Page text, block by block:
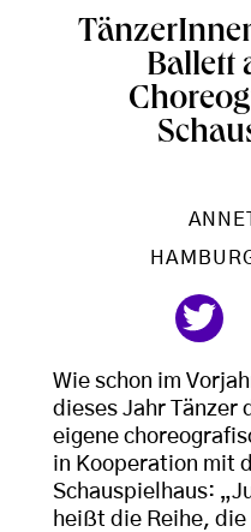
Ballett
Wie schon im
dieses Jahr Tänzer
eigene
in Kooperation mit
Schauspielhaus:
heißt die Reihe,